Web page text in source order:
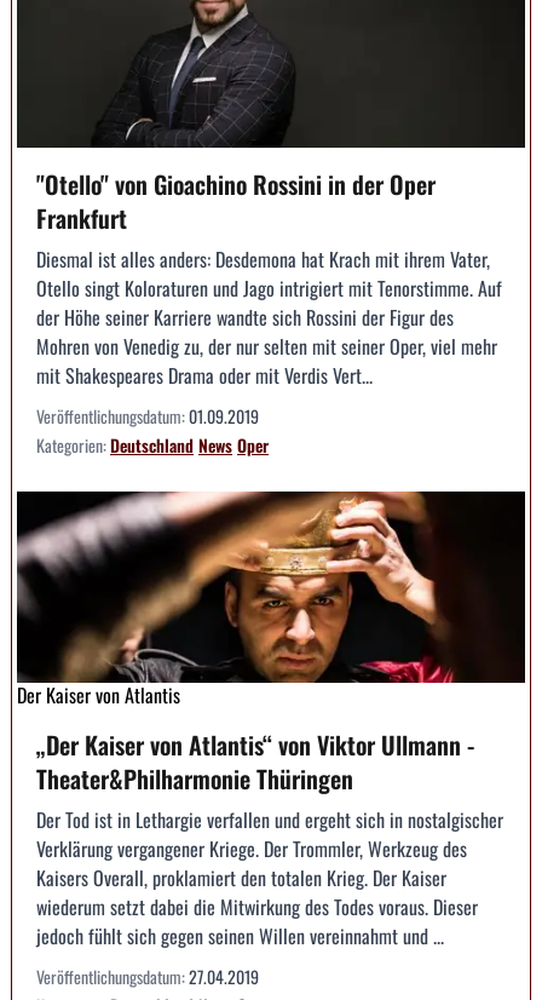
"Otello" von Gioachino Rossini in der Oper
Frankfurt
Diesmal ist alles anders: Desdemona hat Krach mit ihrem Vater,
Otello singt Koloraturen und Jago intrigiert mit Tenorstimme. Auf
der Höhe seiner Karriere wandte sich Rossini der Figur des
Mohren von Venedig zu, der nur selten mit seiner Oper, viel mehr
mit Shakespeares Drama oder mit Verdis Vert...
Veröffentlichungsdatum:01.09.2019
Kategorien:DeutschlandNewsOper
Der Kaiser von Atlantis
„Der Kaiser von Atlantis“ von Viktor Ullmann -
Theater&Philharmonie Thüringen
Der Tod ist in Lethargie verfallen und ergeht sich in nostalgischer
Verklärung vergangener Kriege. Der Trommler, Werkzeug des
Kaisers Overall, proklamiert den totalen Krieg. Der Kaiser
wiederum setzt dabei die Mitwirkung des Todes voraus. Dieser
jedoch fühlt sich gegen seinen Willen vereinnahmt und ...
Veröffentlichungsdatum:27.04.2019